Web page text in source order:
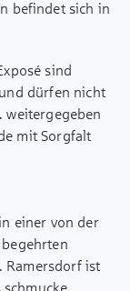
befindet sich in
60 Jahren. Es
viele neue
Dachboden
Highlight ist
Die
sind
dürfen nicht
weitergegeben
mit Sorgfalt
einer von der
Ramersdorf ist